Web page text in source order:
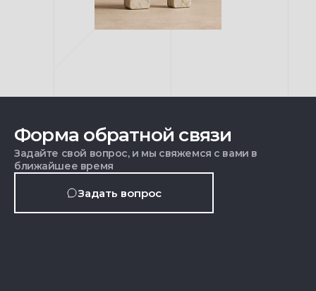
Форма обратной связи
Задайте свой вопрос, и мы свяжемся с вами в
ближайшее время
Задать вопрос